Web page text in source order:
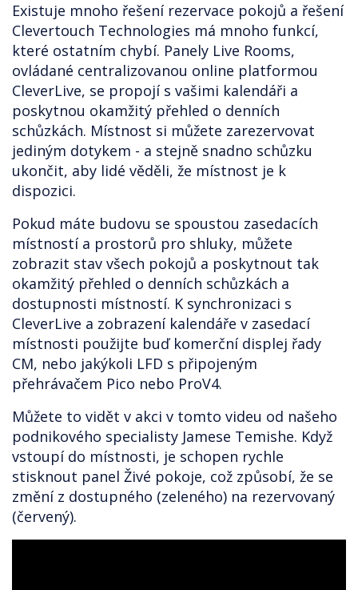
Existuje mnoho řešení rezervace pokojů a řešení
Clevertouch Technologies má mnoho funkcí,
které ostatním chybí. Panely Live Rooms,
ovládané centralizovanou online platformou
CleverLive, se propojí s vašimi kalendáři a
poskytnou okamžitý přehled o denních
schůzkách. Místnost si můžete zarezervovat
jediným dotykem - a stejně snadno schůzku
ukončit, aby lidé věděli, že místnost je k
dispozici.
Pokud máte budovu se spoustou zasedacích
místností a prostorů pro shluky, můžete
zobrazit stav všech pokojů a poskytnout tak
okamžitý přehled o denních schůzkách a
dostupnosti místností. K synchronizaci s
CleverLive a zobrazení kalendáře v zasedací
místnosti použijte buď komerční displej řady
CM, nebo jakýkoli LFD s připojeným
přehrávačem Pico nebo ProV4.
Můžete to vidět v akci v tomto videu od našeho
podnikového specialisty Jamese Temishe. Když
vstoupí do místnosti, je schopen rychle
stisknout panel Živé pokoje, což způsobí, že se
změní z dostupného (zeleného) na rezervovaný
(červený).